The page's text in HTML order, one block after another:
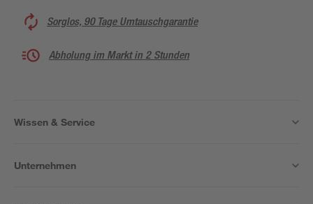
Sorglos, 90 Tage Umtauschgarantie
Abholung im Markt in 2 Stunden
Wissen & Service
Unternehmen